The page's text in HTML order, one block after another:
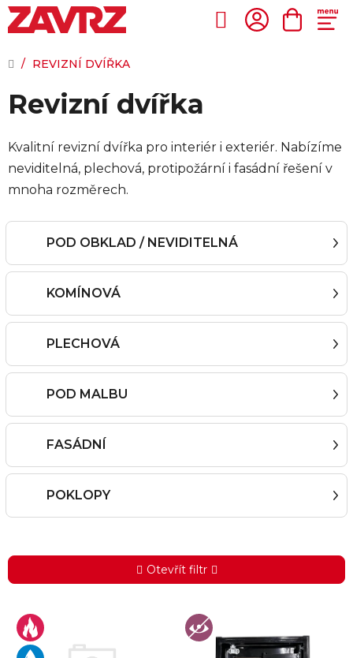
Přejít
na
Hledat
DOMŮ
/ REVIZNÍ DVÍŘKA
Revizní dvířka
Kvalitní revizní dvířka pro interiér i exteriér. Nabízíme
neviditelná, plechová, protipožární i fasádní řešení v
mnoha rozměrech.
POD OBKLAD / NEVIDITELNÁ
KOMÍNOVÁ
PLECHOVÁ
POD MALBU
FASÁDNÍ
POKLOPY
Otevřít filtr
ý
p